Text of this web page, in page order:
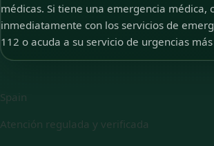
médicas. Si tiene una emergencia médica,
inmediatamente con los servicios de
112 o acuda a su servicio de urgencias
Spain
Atención regulada y verificada